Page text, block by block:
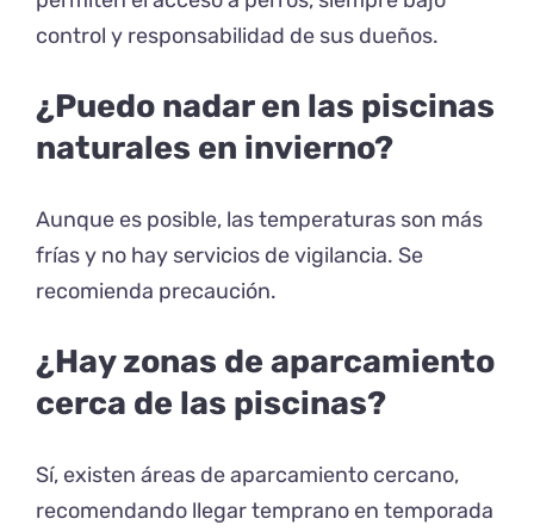
control y responsabilidad de sus dueños.
¿Puedo nadar en las piscinas
naturales en invierno?
Aunque es posible, las temperaturas son más
frías y no hay servicios de vigilancia. Se
recomienda precaución.
¿Hay zonas de aparcamiento
cerca de las piscinas?
Sí, existen áreas de aparcamiento cercano,
recomendando llegar temprano en temporada